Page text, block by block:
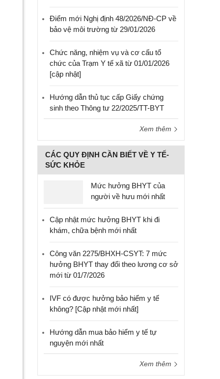
Điểm mới Nghị định 48/2026/NĐ-CP về
bảo vệ môi trường từ 29/01/2026
Chức năng, nhiệm vụ và cơ cấu tổ
chức của Trạm Y tế xã từ 01/01/2026
[cập nhật]
Hướng dẫn thủ tục cấp Giấy chứng
sinh theo Thông tư 22/2025/TT-BYT
Xem thêm
CÁC QUY ĐỊNH CẦN BIẾT VỀ Y TẾ-
SỨC KHỎE
Mức hưởng BHYT của
người về hưu mới nhất
Cập nhật mức hưởng BHYT khi đi
khám, chữa bệnh mới nhất
Công văn 2275/BHXH-CSYT: 7 mức
hưởng BHYT thay đổi theo lương cơ sở
mới từ 01/7/2026
IVF có được hưởng bảo hiểm y tế
không? [Cập nhật mới nhất]
Hướng dẫn mua bảo hiểm y tế tự
nguyện mới nhất
Xem thêm